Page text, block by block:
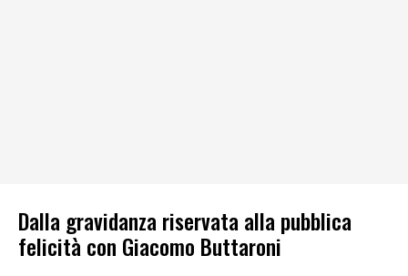
Dalla gravidanza riservata alla pubblica
felicità con Giacomo Buttaroni